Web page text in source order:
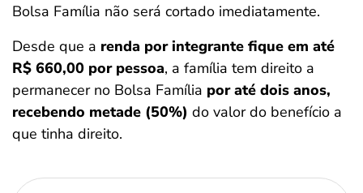
Bolsa Família não será cortado imediatamente.
Desde que a renda por integrante fique em até
R$ 660,00 por pessoa, a família tem direito a
permanecer no Bolsa Família por até dois anos,
recebendo metade (50%) do valor do benefício a
que tinha direito.